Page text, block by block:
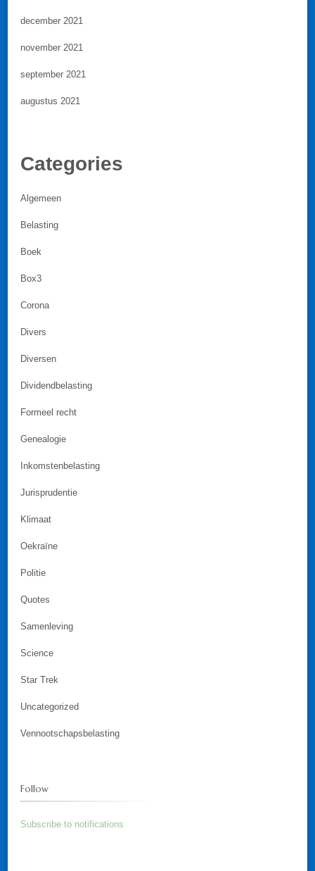
december 2021
november 2021
september 2021
augustus 2021
Categories
Algemeen
Belasting
Boek
Box3
Corona
Divers
Diversen
Dividendbelasting
Formeel recht
Genealogie
Inkomstenbelasting
Jurisprudentie
Klimaat
Oekraïne
Politie
Quotes
Samenleving
Science
Star Trek
Uncategorized
Vennootschapsbelasting
Follow
Subscribe to notifications